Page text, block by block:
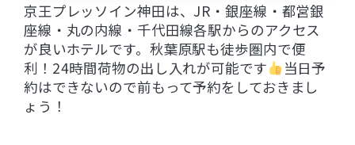
京王プレッソイン神田は、JR・銀座線・都営銀
座線・丸の内線・千代田線各駅からのアクセス
が良いホテルです。秋葉原駅も徒歩圏内で便
利！24時間荷物の出し入れが可能です
当日予
約はできないので前もって予約をしておきまし
ょう！